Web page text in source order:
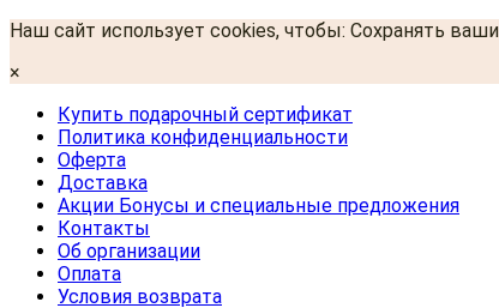
Наш сайт использует cookies, чтобы: Сохранять
×
Купить подарочный сертификат
Политика конфиденциальности
Оферта
Доставка
Акции Бонусы и специальные предложения
Контакты
Об организации
Оплата
Условия возврата